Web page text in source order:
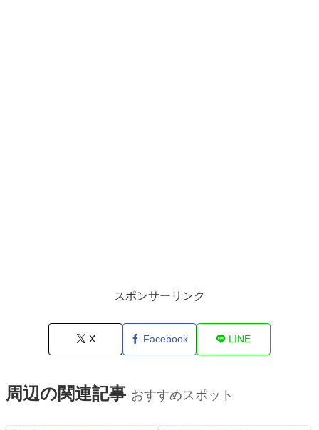
スポンサーリンク
X Facebook LINE
周辺の関連記事 おすすめスポット